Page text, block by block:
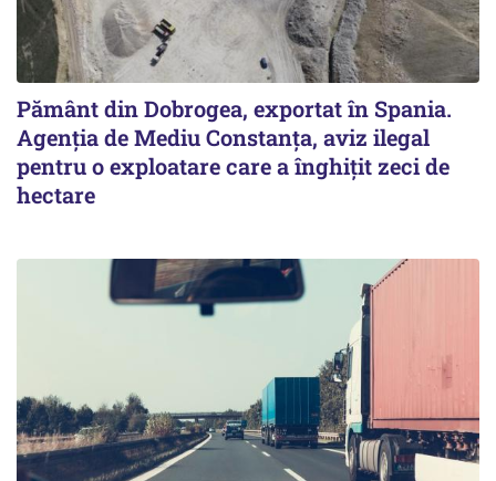
Pământ din Dobrogea, exportat în Spania.
Agenția de Mediu Constanța, aviz ilegal
pentru o exploatare care a înghițit zeci de
hectare